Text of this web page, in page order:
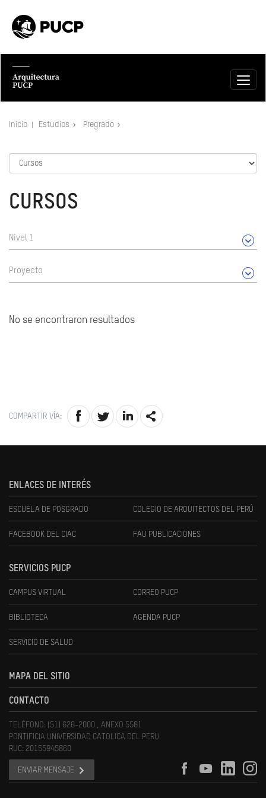
Inicio Estudios Pregrado
CURSOS
Nivel 1
Proyecto
No se encontraron resultados
COMPARTIR VÍA:
ENLACES DE INTERÉS
ESCUELA DE POSGRADO COLEGIO DE ARQUITECTOS DEL PERÚ
FACEBOOK DEL CIAC FAU PUBLICACIONES
SERVICIOS PUCP
CAMPUS VIRTUAL CORREO PUCP
BIBLIOTECA AGENDA PUCP
SERVICIO DE SALUD
MAPA DEL SITIO
CONTACTO
TELÉFONO: (51) 626-2000 , ANEXO 5581
PONTIFICIA UNIVERSIDAD CATOLICA DEL PERU
RUC: 20155945860
ENVIAR MENSAJE